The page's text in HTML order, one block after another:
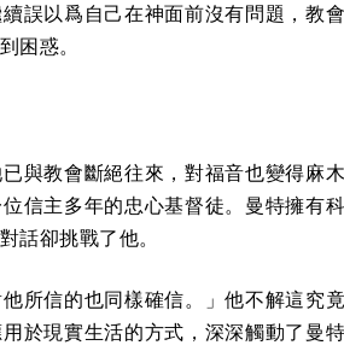
誤以爲自己在神面前沒有問題，教
困惑。
與教會斷絕往來，對福音也變得麻
主多年的忠心基督徒。曼特擁有
話卻挑戰了他。
所信的也同樣確信。」他不解這究
於現實生活的方式，深深觸動了曼